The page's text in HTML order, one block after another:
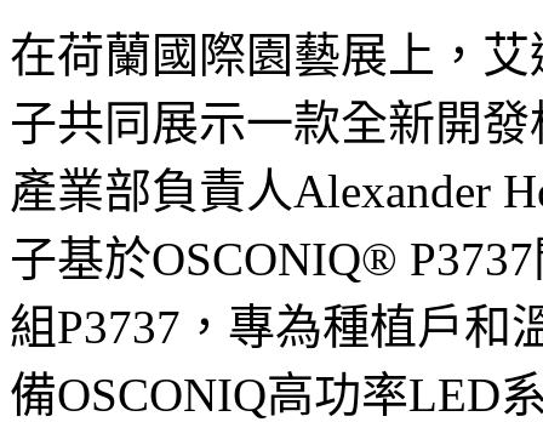
在荷蘭國際園藝展上，
子共同展示一款全新開
產業部負責人Alexander
子基於OSCONIQ®
組P3737，專為種植戶和
備OSCONIQ高功率LED